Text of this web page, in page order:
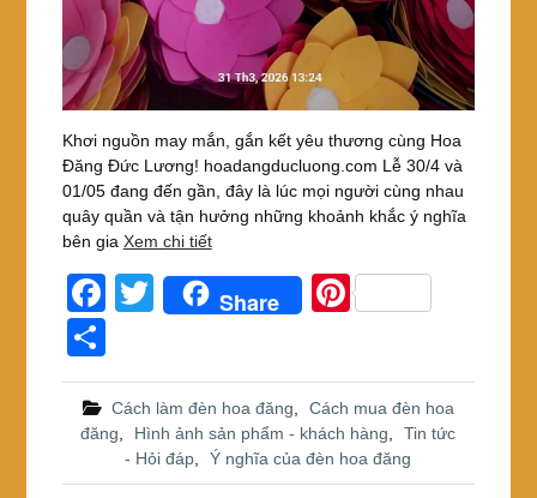
Khơi nguồn may mắn, gắn kết yêu thương cùng Hoa
Đăng Đức Lương! hoadangducluong.com Lễ 30/4 và
01/05 đang đến gần, đây là lúc mọi người cùng nhau
quây quần và tận hưởng những khoảnh khắc ý nghĩa
bên gia Xem chi tiết
F
a
c
e
b
o
T
er
Share
Pi
e
st
S
h
ar
e
Cách làm đèn hoa đăng
Cách mua đèn hoa
đăng
Hình ảnh sản phẩm - khách hàng
Tin tức
- Hỏi đáp
Ý nghĩa của đèn hoa đăng